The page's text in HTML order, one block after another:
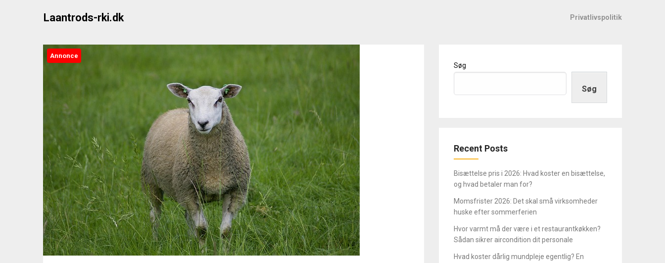
Laantrods-rki.dk Privatlivspolitik
Annonce
Søg
Søg
Recent Posts
Bisættelse pris i 2026: Hvad koster en bisættelse,
og hvad betaler man for?
Momsfrister 2026: Det skal små virksomheder
huske efter sommerferien
Hvor varmt må der være i et restaurantkøkken?
Sådan sikrer aircondition dit personale
Hvad koster dårlig mundpleje egentlig? En